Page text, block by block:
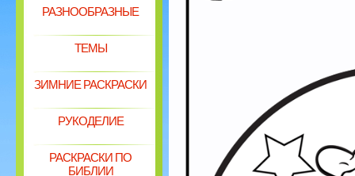
РАЗНООБРАЗНЫЕ
ТЕМЫ
ЗИМНИЕ РАСКРАСКИ
РУКОДЕЛИЕ
РАСКРАСКИ ПО
БИБЛИИ